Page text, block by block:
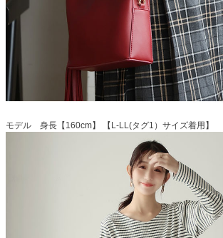
モデル 身長【160cm】 【L-LL(タグ1）サイズ着用】